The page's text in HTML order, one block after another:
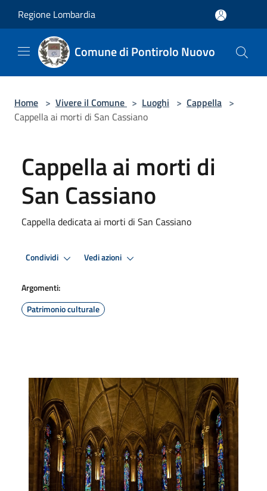
Regione Lombardia
Comune di Pontirolo Nuovo
Home > Vivere il Comune > Luoghi > Cappella >
Cappella ai morti di San Cassiano
Cappella ai morti di
San Cassiano
Cappella dedicata ai morti di San Cassiano
Condividi Vedi azioni
Argomenti:
Patrimonio culturale